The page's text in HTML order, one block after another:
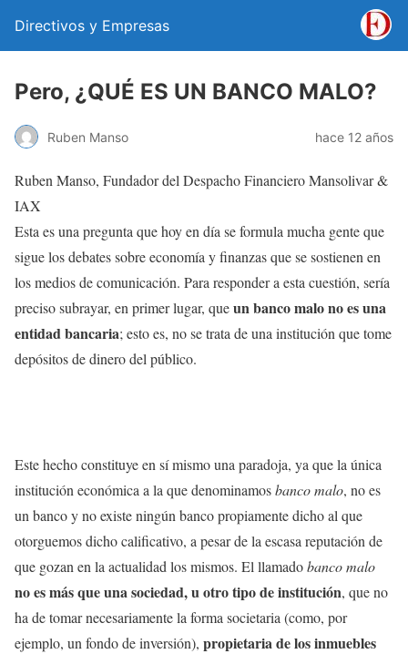
Directivos y Empresas
Pero, ¿QUÉ ES UN BANCO MALO?
Ruben Manso hace 12 años
Ruben Manso, Fundador del Despacho Financiero Mansolivar &
IAX
Esta es una pregunta que hoy en día se formula mucha gente que
sigue los debates sobre economía y finanzas que se sostienen en
los medios de comunicación. Para responder a esta cuestión, sería
preciso subrayar, en primer lugar, queun banco malo no es una
entidad bancaria; esto es, no se trata de una institución que tome
depósitos de dinero del público.
Este hecho constituye en sí mismo una paradoja, ya que la única
institución económica a la que denominamosbanco malo, no es
un banco y no existe ningún banco propiamente dicho al que
otorguemos dicho calificativo, a pesar de la escasa reputación de
que gozan en la actualidad los mismos. El llamadobanco malo
no es más que una sociedad, u otro tipo de institución, que no
ha de tomar necesariamente la forma societaria (como, por
ejemplo, un fondo de inversión), propietaria de los inmuebles